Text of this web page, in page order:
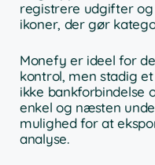
registrere udgifter
ikoner, der gør
Monefy er ideel for
kontrol, men stadig
ikke bankforbindelse
enkel og næsten
mulighed for at
analyse.